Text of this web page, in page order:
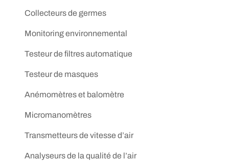
Collecteurs de germes
Monitoring environnemental
Testeur de filtres automatique
Testeur de masques
Anémomètres et balomètre
Micromanomètres
Transmetteurs de vitesse d’air
Analyseurs de la qualité de l’air